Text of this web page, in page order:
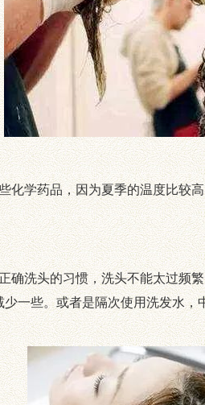
学药品，因为夏季的温度比较
洗头的习惯，洗头不能太过频
一些。或者是隔次使用洗发水